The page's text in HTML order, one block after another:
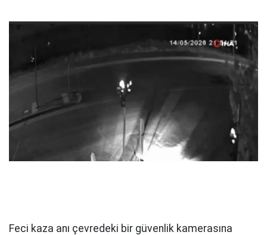
Feci kaza anı çevredeki bir güvenlik kamerasına